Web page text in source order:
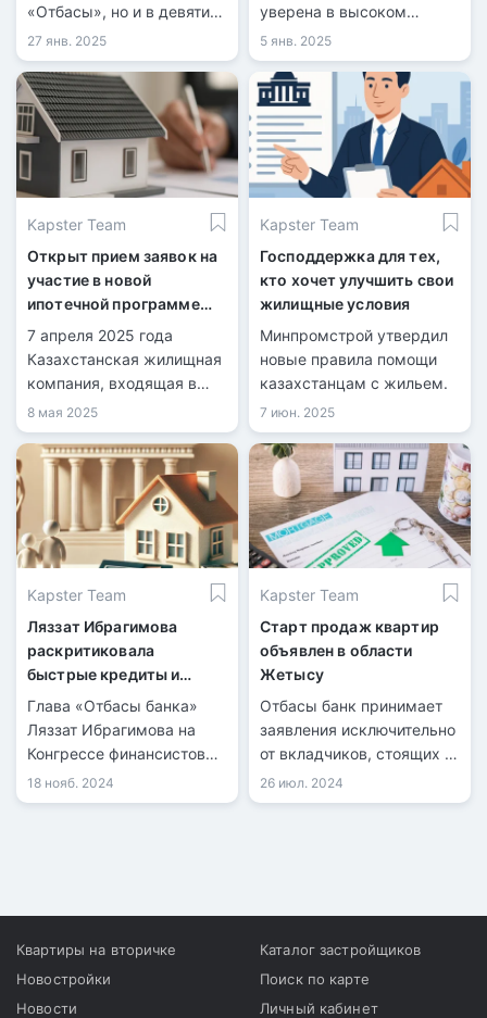
«Отбасы», но и в девяти
других банках.
27 янв. 2025
уверена в высоком
спросе на этот продукт в
Казахстане.
5 янв. 2025
Kapster Team
Открыт прием заявок на
участие в новой
ипотечной программе
«Орда Аймақ»
7 апреля 2025 года
Казахстанская жилищная
компания, входящая в
состав холдинга
«Байтерек», объявила о
запуске новой ипотечной
программы под
названием «Орда Аймақ».
8 мая 2025
Kapster Team
Господдержка для тех,
кто хочет улучшить свои
жилищные условия
Минпромстрой утвердил
новые правила помощи
казахстанцам с жильем.
7 июн. 2025
Kapster Team
Ляззат Ибрагимова
раскритиковала
быстрые кредиты и
рассказала о
долгосрочных рисках
ипотеки
Глава «Отбасы банка»
Ляззат Ибрагимова на
Конгрессе финансистов
Казахстана отметила, что
стремительное
казахстанцами средств
на жилье.
18 нояб. 2024
Kapster Team
Старт продаж квартир
объявлен в области
Жетысу
Отбасы банк принимает
заявления исключительно
от вкладчиков, стоящих в
очереди на социальное
жилье.
26 июл. 2024
Квартиры на вторичке
Новостройки
Новости
Каталог застройщиков
Поиск по карте
Личный кабинет